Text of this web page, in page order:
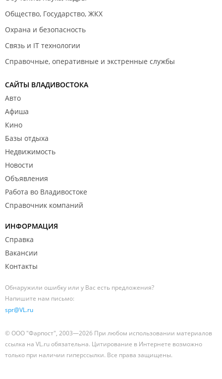
Общество, Государство, ЖКХ
Охрана и безопасность
Связь и IT технологии
Справочные, оперативные и экстренные службы
САЙТЫ ВЛАДИВОСТОКА
Авто
Афиша
Кино
Базы отдыха
Недвижимость
Новости
Объявления
Работа во Владивостоке
Справочник компаний
ИНФОРМАЦИЯ
Справка
Вакансии
Контакты
Обнаружили ошибку или у Вас есть предложения?
Напишите нам письмо:
spr@VL.ru
© ООО "Фарпост", 2003—2026 При любом использовании материалов
ссылка на VL.ru обязательна. Цитирование в Интернете возможно
только при наличии гиперссылки. Все права защищены.